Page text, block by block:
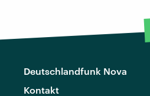
Deutschlandfunk Nova
Kontakt